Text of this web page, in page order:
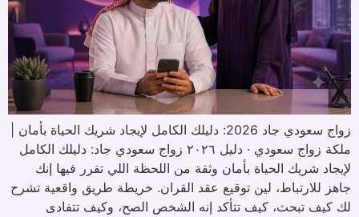
زواج سعودي جاد 2026: دليلك الكامل لإيجاد شريك الحياة بأمان |
ملكة زواج سعودي · دليل ٢٠٢٦ زواج سعودي جاد: دليلك الكامل
لإيجاد شريك الحياة بأمان وثقة من اللحظة اللي تقرر فيها إنك
جاهز للارتباط، لين توقيع عقد القران. خريطة طريق واقعية تشرح
لك كيف تبحث، كيف تتأكد إنه الشخص الصح، وكيف تتفادى